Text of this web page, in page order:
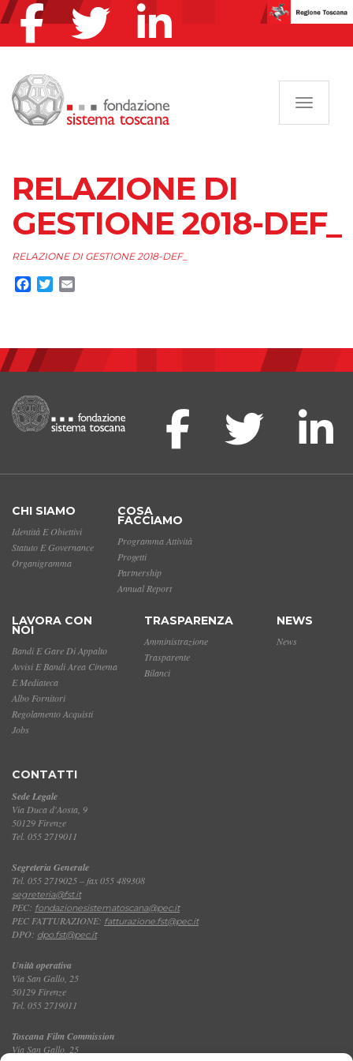
RELAZIONE DI
GESTIONE 2018-DEF_
RELAZIONE DI GESTIONE 2018-DEF_
Facebook
Twitter
CHI SIAMO
Identità E Obiettivi
Statuto E Governance
Organigramma
COSA
FACCIAMO
Programma Attività
Progetti
Partnership
Annual Report
LAVORA CON
NOI
Bandi E Gare Di Appalto
Avvisi E Bandi Area Cinema
E Mediateca
Albo Fornitori
Regolamento Acquisti
Jobs
TRASPARENZA
Amministrazione
Trasparente
Bilanci
NEWS
News
CONTATTI
Sede Legale
Via Duca d'Aosta, 9
50129 Firenze
Tel. 055 2719011
Segreteria Generale
Tel. 055 2719025 – fax 055 489308
segreteria@fst.it
PEC: fondazionesistematoscana@pec.it
PEC FATTURAZIONE: fatturazione.fst@pec.it
DPO: dpo.fst@pec.it
Unità operativa
Via San Gallo, 25
50129 Firenze
Tel. 055 2719011
Toscana Film Commission
Via San Gallo, 25